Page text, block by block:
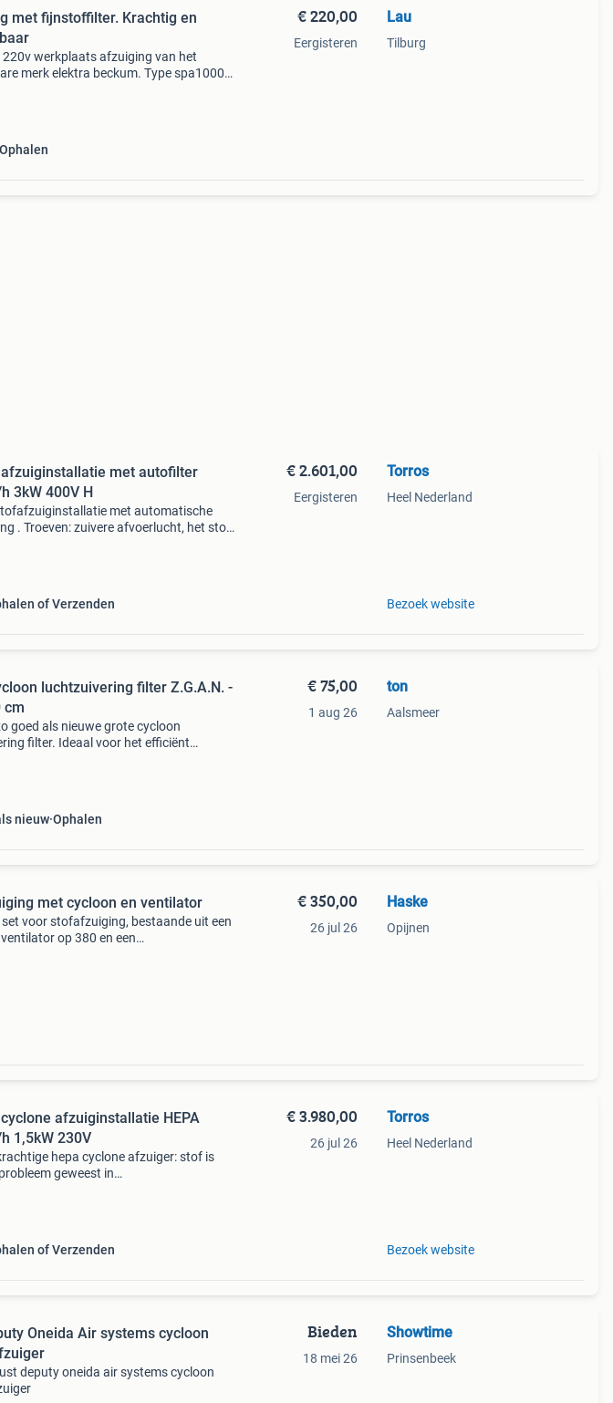
met fijnstoffilter. Krachtig en
220v werkplaats afzuiging van het
merk elektra beckum. Type spa1000
Ophalen
€ 220,00
Eergisteren
Lau
Tilburg
met autofilter
3kW 400V H
met automatische
. Troeven: zuivere afvoerlucht, het stof
of Verzenden
€ 2.601,00
Eergisteren
Torros
Heel Nederland
Bezoek website
luchtzuivering filter Z.G.A.N. -
cm
goed als nieuwe grote cycloon
filter. Ideaal voor het efficiënt
nieuw Ophalen
€ 75,00
1 aug 26
ton
Aalsmeer
met cycloon en ventilator
voor stofafzuiging, bestaande uit een
op 380 en een
€ 350,00
26 jul 26
Haske
Opijnen
afzuiginstallatie HEPA
1,5kW 230V
hepa cyclone afzuiger: stof is
geweest in
of Verzenden
€ 3.980,00
26 jul 26
Torros
Heel Nederland
Bezoek website
Oneida Air systems cycloon
deputy oneida air systems cycloon
Bieden
18 mei 26
Showtime
Prinsenbeek